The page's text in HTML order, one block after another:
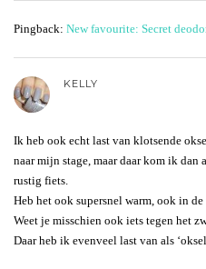
Pingback: New favourite: Secret
KELLY
Ik heb ook echt last van klotsende
naar mijn stage, maar daar kom ik
rustig fiets.
Heb het ook supersnel warm, ook in de
Weet je misschien ook iets tegen het
Daar heb ik evenveel last van als